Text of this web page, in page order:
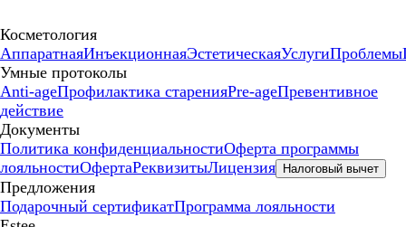
Косметология
АппаратнаяИнъекционнаяЭстетическаяУслугиПроблемы
Умные протоколы
Anti-ageПрофилактика старенияPre-ageПревентивное
действие
Документы
Политика конфиденциальностиОферта программы
лояльностиОфертаРеквизитыЛицензия Налоговый вычет
Предложения
Подарочный сертификатПрограмма лояльности